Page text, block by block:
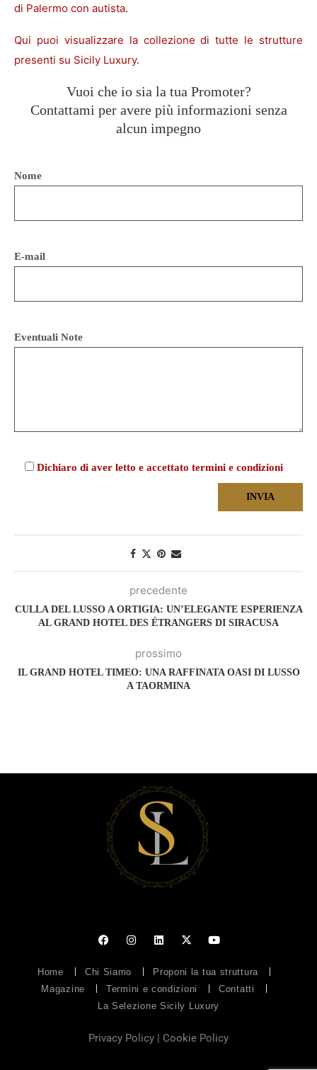
di Palermo con autista.
Qui puoi visualizzare la collezione di tutte le strutture
presenti su Sicily Luxury.
Vuoi che io sia la tua Promoter?
Contattami per avere più informazioni senza
alcun impegno
Nome
E-mail
Eventuali Note
Dichiaro di aver letto e accettato termini e condizioni
precedente
CULLA DEL LUSSO A ORTIGIA: UN’ELEGANTE ESPERIENZA
AL GRAND HOTEL DES ÉTRANGERS DI SIRACUSA
prossimo
IL GRAND HOTEL TIMEO: UNA RAFFINATA OASI DI LUSSO
A TAORMINA
Home Chi Siamo
Proponi la tua struttura
Magazine
Termini e condizioni
Contatti
La Selezione Sicily Luxury
Privacy Policy | Cookie Policy